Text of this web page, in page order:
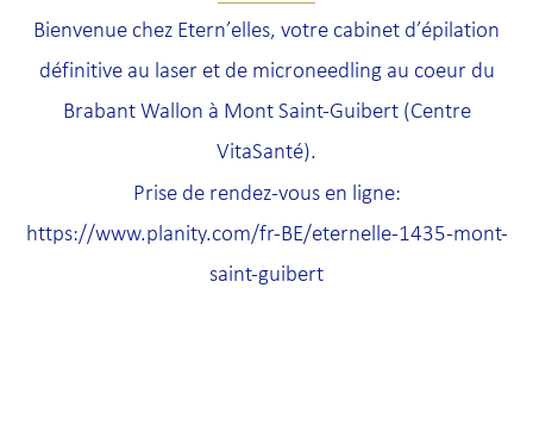
Bienvenue chez Etern’elles, votre cabinet d’épilation
définitive au laser et de microneedling au coeur du
Brabant Wallon à Mont Saint-Guibert (Centre
VitaSanté).
Prise de rendez-vous en ligne:
https://www.planity.com/fr-BE/eternelle-1435-mont-
saint-guibert